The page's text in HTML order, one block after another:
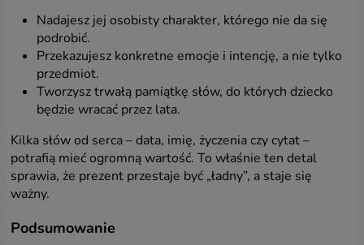
Nadajesz jej osobisty charakter, którego nie da się
podrobić.
Przekazujesz konkretne emocje i intencję, a nie tylko
przedmiot.
Tworzysz trwałą pamiątkę słów, do których dziecko
będzie wracać przez lata.
Kilka słów od serca – data, imię, życzenia czy cytat –
potrafią mieć ogromną wartość. To właśnie ten detal
sprawia, że prezent przestaje być „ładny”, a staje się
ważny.
Podsumowanie